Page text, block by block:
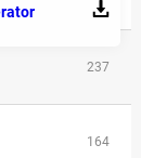
237
164